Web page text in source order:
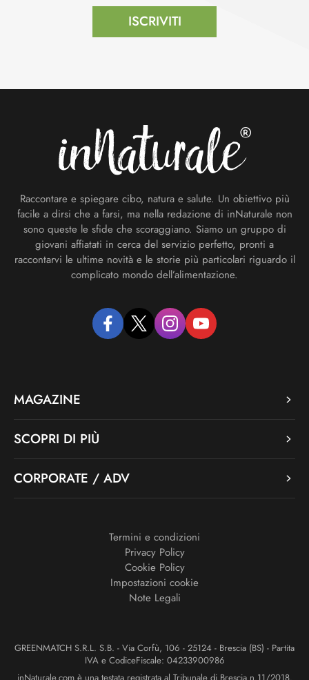
ISCRIVITI
Raccontare e spiegare cibo, natura e salute. Un obiettivo più
facile a dirsi che a farsi, ma nella redazione di inNaturale non
sono queste le sfide che scoraggiano. Siamo un gruppo di
giovani affiatati in cerca del servizio perfetto, pronti a
raccontarvi le ultime novità e le storie più particolari riguardo il
complicato mondo dell’alimentazione.
facebooktwitter instagramyoutube
MAGAZINE
SCOPRI DI PIÙ
CORPORATE / ADV
Termini e condizioni
Privacy Policy
Cookie Policy
Impostazioni cookie
Note Legali
GREENMATCH S.R.L. S.B. - Via Corfù, 106 - 25124 - Brescia (BS) - Partita
IVA e CodiceFiscale: 04233900986